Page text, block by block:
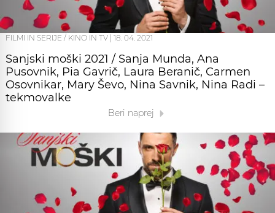
FILMI IN SERIJE / KINO IN TV 18. 04. 2021
Sanjski moški 2021 / Sanja Munda, Ana
Pusovnik, Pia Gavrič, Laura Beranič, Carmen
Osovnikar, Mary Ševo, Nina Savnik, Nina Radi –
tekmovalke
Beri naprej